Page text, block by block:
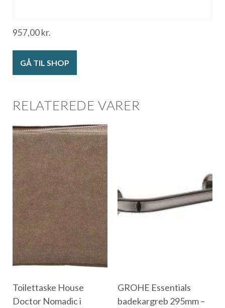
957,00kr.
GÅ TIL SHOP
RELATEREDE VARER
Toilettaske House
Doctor Nomadic i
GROHE Essentials
badekargreb 295mm –